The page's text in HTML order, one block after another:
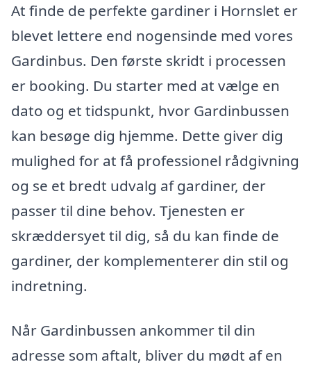
At finde de perfekte gardiner i Hornslet er
blevet lettere end nogensinde med vores
Gardinbus. Den første skridt i processen
er booking. Du starter med at vælge en
dato og et tidspunkt, hvor Gardinbussen
kan besøge dig hjemme. Dette giver dig
mulighed for at få professionel rådgivning
og se et bredt udvalg af gardiner, der
passer til dine behov. Tjenesten er
skræddersyet til dig, så du kan finde de
gardiner, der komplementerer din stil og
indretning.
Når Gardinbussen ankommer til din
adresse som aftalt, bliver du mødt af en